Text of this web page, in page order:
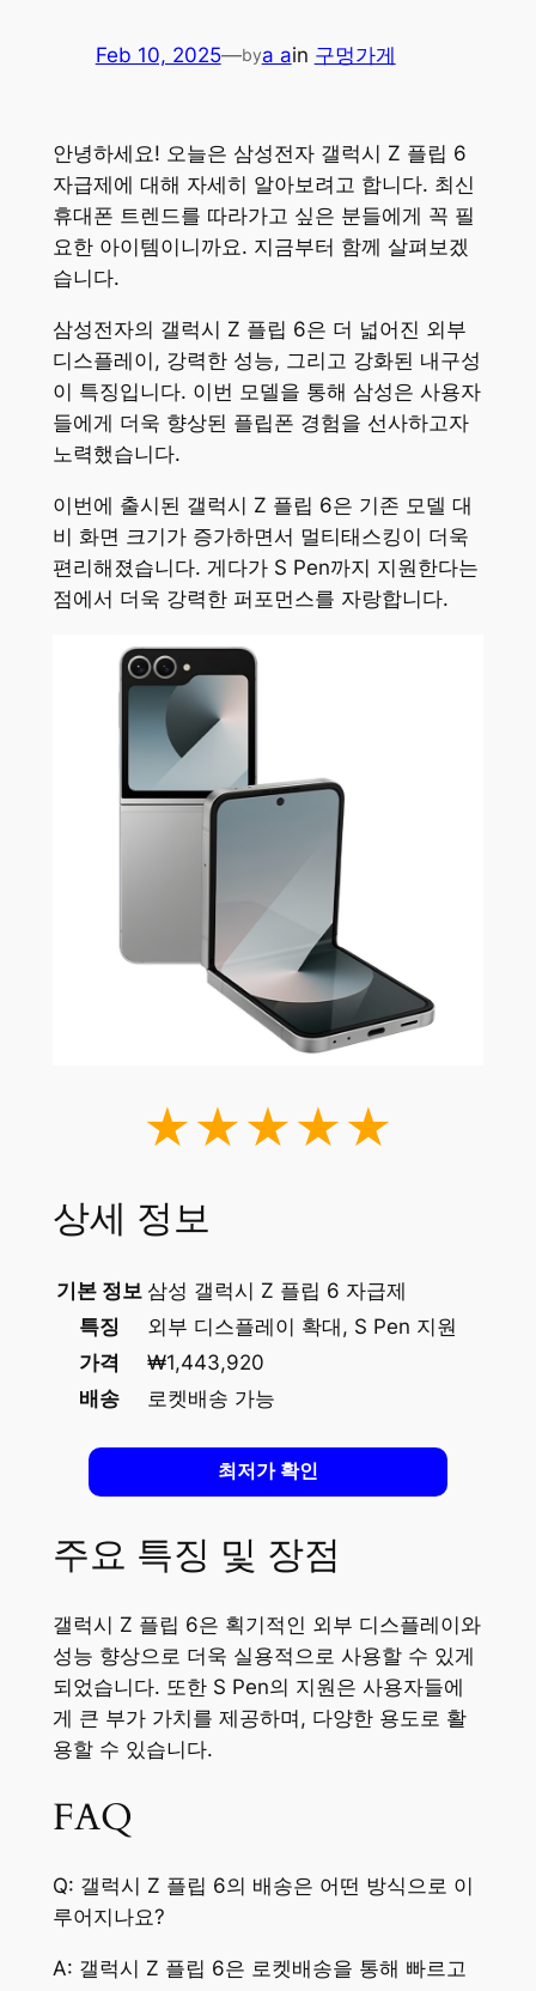
Feb 10, 2025—bya ain 구멍가게
안녕하세요! 오늘은 삼성전자 갤럭시 Z 플립 6
자급제에 대해 자세히 알아보려고 합니다. 최신
휴대폰 트렌드를 따라가고 싶은 분들에게 꼭 필
요한 아이템이니까요. 지금부터 함께 살펴보겠
습니다.
삼성전자의 갤럭시 Z 플립 6은 더 넓어진 외부
디스플레이, 강력한 성능, 그리고 강화된 내구성
이 특징입니다. 이번 모델을 통해 삼성은 사용자
들에게 더욱 향상된 플립폰 경험을 선사하고자
노력했습니다.
이번에 출시된 갤럭시 Z 플립 6은 기존 모델 대
비 화면 크기가 증가하면서 멀티태스킹이 더욱
편리해졌습니다. 게다가 S Pen까지 지원한다는
점에서 더욱 강력한 퍼포먼스를 자랑합니다.
★★★★★
상세 정보
기본 정보 삼성 갤럭시 Z 플립 6 자급제
특징
외부 디스플레이 확대, S Pen 지원
가격
₩1,443,920
배송
로켓배송 가능
최저가 확인
주요 특징 및 장점
갤럭시 Z 플립 6은 획기적인 외부 디스플레이와
성능 향상으로 더욱 실용적으로 사용할 수 있게
되었습니다. 또한 S Pen의 지원은 사용자들에
게 큰 부가 가치를 제공하며, 다양한 용도로 활
용할 수 있습니다.
FAQ
Q: 갤럭시 Z 플립 6의 배송은 어떤 방식으로 이
루어지나요?
A: 갤럭시 Z 플립 6은 로켓배송을 통해 빠르고